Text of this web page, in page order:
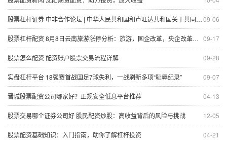
09-06
股票杠杆证券 中非合作论坛 | 中华人民共和国和卢旺达共和国关于共同推动落实三大全球倡议的联合声明
09-17
股票杠杆配资 8月8日云南旅游涨停分析：旅游，国企改革，央企改革概念热股
09-28
股票怎么配资 配资账户股票交易流程详解
09-07
实盘杠杆平台 18强赛首战国足7球失利，一战刷新多项“耻辱纪录”
04-13
晋城股票配资公司哪家好？正规安全低息平台推荐
12-05
股票交易哪个证券公司好 股民配资炒股：高收益背后的风险与挑战
04-21
股票配资基础知识：入门指南，助你了解杠杆投资